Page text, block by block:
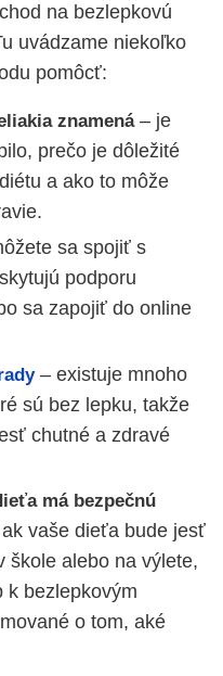
na bezlepkovú
uvádzame niekoľko
pomôcť:
znamená– je
prečo je dôležité
a ako to môže
sa spojiť s
podporu
sa zapojiť do online
– existuje mnoho
sú bez lepku, takže
chutné a zdravé
má bezpečnú
vaše dieťa bude jesť
škole alebo na výlete,
k bezlepkovým
o tom, aké